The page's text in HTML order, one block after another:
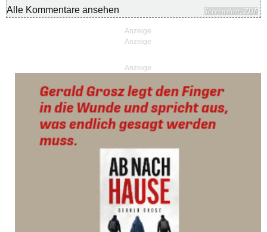
Screenshot: ZDF
Alle Kommentare ansehen
Anzeige